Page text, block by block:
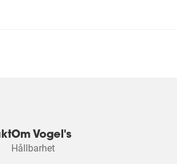
Om Vogel's
Hållbarhet